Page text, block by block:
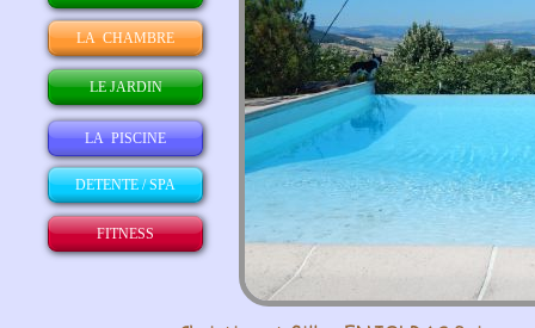
FITNESS
LA PISCINE
DETENTE / SPA
LE JARDIN
LA CHAMBRE